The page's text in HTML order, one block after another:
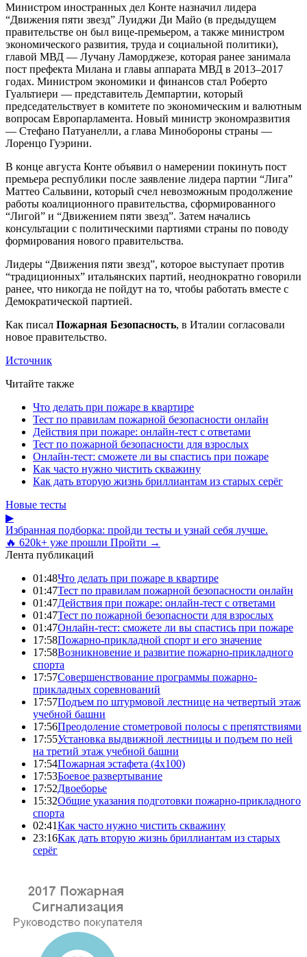
Министром иностранных дел Конте назначил лидера
“Движения пяти звезд” Луиджи Ди Майо (в предыдущем
правительстве он был вице-премьером, а также министром
экономического развития, труда и социальной политики),
главой МВД — Лучану Ламорджезе, которая ранее занимала
пост префекта Милана и главы аппарата МВД в 2013–2017
годах. Министром экономики и финансов стал Роберто
Гуальтиери — представитель Демпартии, который
председательствует в комитете по экономическим и валютным
вопросам Европарламента. Новый министр экономразвития
— Стефано Патуанелли, а глава Минобороны страны —
Лоренцо Гуэрини.
В конце августа Конте объявил о намерении покинуть пост
премьера республики после заявление лидера партии “Лига”
Маттео Сальвини, который счел невозможным продолжение
работы коалиционного правительства, сформированного
“Лигой” и “Движением пяти звезд”. Затем начались
консультации с политическими партиями страны по поводу
формирования нового правительства.
Лидеры “Движения пяти звезд”, которое выступает против
“традиционных” итальянских партий, неоднократно говорили
ранее, что никогда не пойдут на то, чтобы работать вместе с
Демократической партией.
Как писал Пожарная Безопасность, в Италии согласовали
новое правительство.
Источник
Читайте также
Что делать при пожаре в квартире
Тест по правилам пожарной безопасности онлайн
Действия при пожаре: онлайн-тест с ответами
Тест по пожарной безопасности для взрослых
Онлайн-тест: сможете ли вы спастись при пожаре
Как часто нужно чистить скважину
Как дать вторую жизнь бриллиантам из старых серёг
Новые тесты
▶
Избранная подборка: пройди тесты и узнай себя лучше.
🔥 620k+ уже прошли Пройти →
Лента публикаций
01:48Что делать при пожаре в квартире
01:47Тест по правилам пожарной безопасности онлайн
01:47Действия при пожаре: онлайн-тест с ответами
01:47Тест по пожарной безопасности для взрослых
01:47Онлайн-тест: сможете ли вы спастись при пожаре
17:58Пожарно-прикладной спорт и его значение
17:58Возникновение и развитие пожарно-прикладного
спорта
17:57Совершенствование программы пожарно-
прикладных соревнований
17:57Подъем по штурмовой лестнице на четвертый этаж
учебной башни
17:56Преодоление стометровой полосы с препятствиями
17:55Установка выдвижной лестницы и подъем по ней
на третий этаж учебной башни
17:54Пожарная эстафета (4x100)
17:53Боевое развертывание
17:52Двоеборье
15:32Общие указания подготовки пожарно-прикладного
спорта
02:41Как часто нужно чистить скважину
23:16Как дать вторую жизнь бриллиантам из старых
серёг